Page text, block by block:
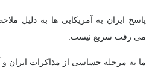
پاسخ ایران به آمریکایی ها به دلیل
می رفت سریع نیست.
ما به مرحله حساسی از مذاکرات ایران و